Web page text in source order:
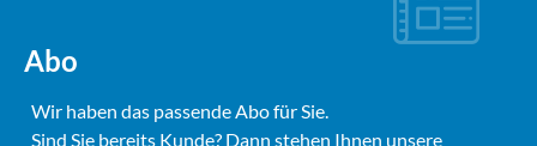
Abo
Wir haben das passende Abo für Sie.
Sind Sie bereits Kunde? Dann stehen Ihnen unsere